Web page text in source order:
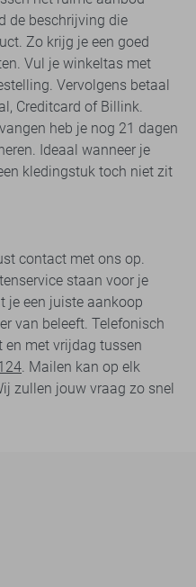
de beschrijving die
Zo krijg je een goed
Vul je winkeltas met
Vervolgens betaal
Creditcard of Billink.
heb je nog 21 dagen
Ideaal wanneer je
kledingstuk toch niet zit
contact met ons op.
staan voor je
je een juiste aankoop
van beleeft. Telefonisch
en met vrijdag tussen
. Mailen kan op elk
zullen jouw vraag zo snel